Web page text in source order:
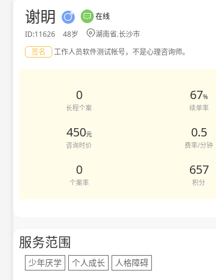
谢眀  
在线
ID:11626
48岁 湖南省.长沙市
签名
工作人员软件测试帐号，不是心理咨询师。
0
长程个案
67%
续单率
450元
咨询时价
0.5
费率/分钟
0
个案率
657
积分
服务范围
少年厌学 个人成长 人格障碍